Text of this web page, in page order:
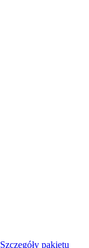
Szczegóły pakietu